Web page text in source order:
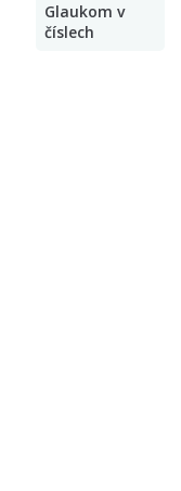
Glaukom v
číslech